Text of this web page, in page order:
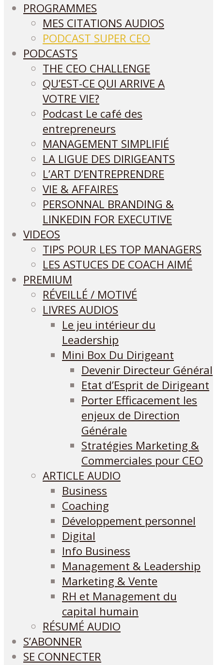
PROGRAMMES
MES CITATIONS AUDIOS
PODCAST SUPER CEO
PODCASTS
THE CEO CHALLENGE
QU’EST-CE QUI ARRIVE A
VOTRE VIE?
Podcast Le café des
entrepreneurs
MANAGEMENT SIMPLIFIÉ
LA LIGUE DES DIRIGEANTS
L’ART D’ENTREPRENDRE
VIE & AFFAIRES
PERSONNAL BRANDING &
LINKEDIN FOR EXECUTIVE
VIDEOS
TIPS POUR LES TOP MANAGERS
LES ASTUCES DE COACH AIMÉ
PREMIUM
RÉVEILLÉ / MOTIVÉ
LIVRES AUDIOS
Le jeu intérieur du
Leadership
Mini Box Du Dirigeant
Devenir Directeur Général
Etat d’Esprit de Dirigeant
Porter Efficacement les
enjeux de Direction
Générale
Stratégies Marketing &
Commerciales pour CEO
ARTICLE AUDIO
Business
Coaching
Développement personnel
Digital
Info Business
Management & Leadership
Marketing & Vente
RH et Management du
capital humain
RÉSUMÉ AUDIO
S’ABONNER
SE CONNECTER